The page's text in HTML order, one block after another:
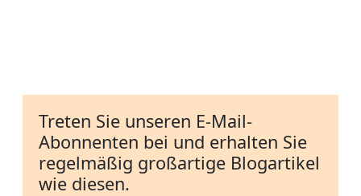
Treten Sie unseren E-Mail-
Abonnenten bei und erhalten Sie
regelmäßig großartige Blogartikel
wie diesen.